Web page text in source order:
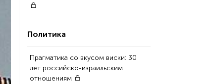
Политика
Прагматика со вкусом виски: 30
лет российско-израильским
отношениям